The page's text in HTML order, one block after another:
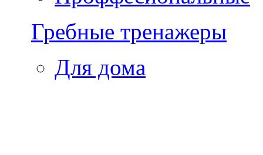
Гребные тренажеры
Для дома